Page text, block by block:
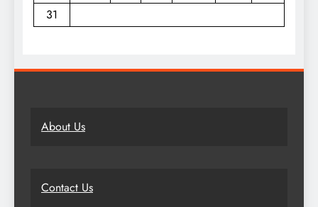
31
About Us
Contact Us